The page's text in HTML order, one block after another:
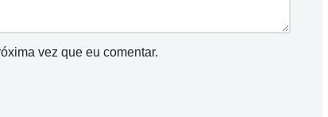
vez que eu comentar.